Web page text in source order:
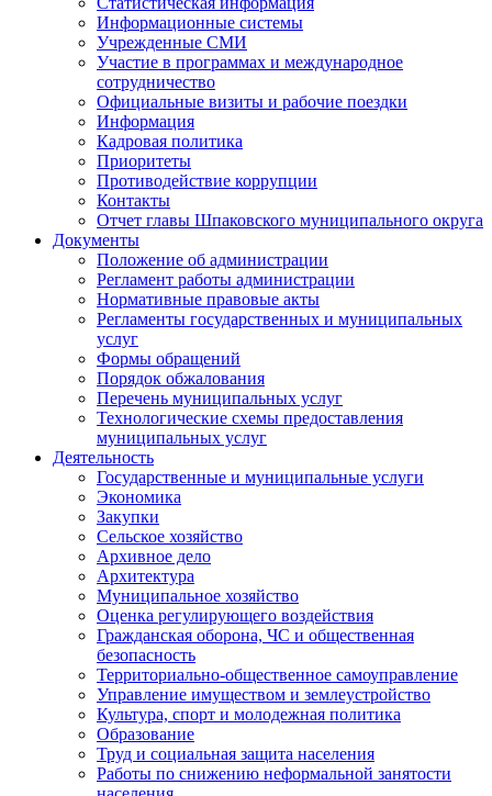
Информационные системы
Учрежденные СМИ
Участие в программах и международное
сотрудничество
Официальные визиты и рабочие поездки
Информация
Кадровая политика
Приоритеты
Противодействие коррупции
Контакты
Отчет главы Шпаковского муниципального округа
Документы
Положение об администрации
Регламент работы администрации
Нормативные правовые акты
Регламенты государственных и муниципальных
услуг
Формы обращений
Порядок обжалования
Перечень муниципальных услуг
Технологические схемы предоставления
муниципальных услуг
Деятельность
Государственные и муниципальные услуги
Экономика
Закупки
Сельское хозяйство
Архивное дело
Архитектура
Муниципальное хозяйство
Оценка регулирующего воздействия
Гражданская оборона, ЧС и общественная
безопасность
Территориально-общественное самоуправление
Управление имуществом и землеустройство
Культура, спорт и молодежная политика
Образование
Труд и социальная защита населения
Работы по снижению неформальной занятости